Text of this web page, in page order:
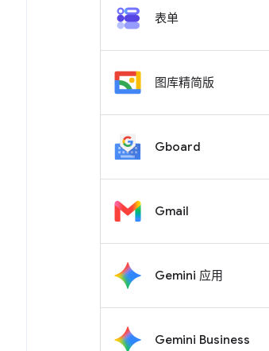
表单
图库精简版
Gboard
Gmail
Gemini 应用
Gemini Business